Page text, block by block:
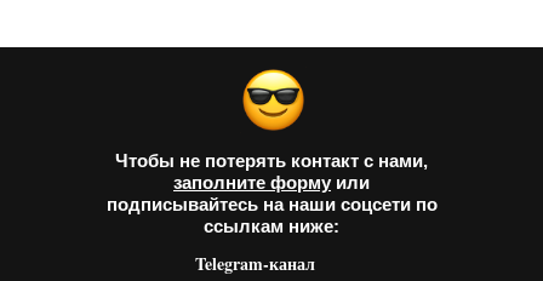
Чтобы не потерять контакт с нами,
заполните форму или
подписывайтесь на наши соцсети по
ссылкам ниже:
Telegram-канал